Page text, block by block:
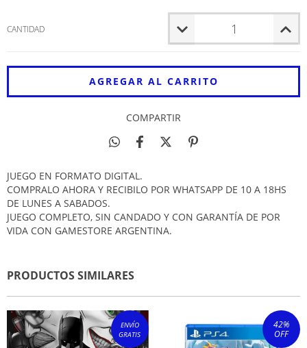
CANTIDAD
COMPARTIR
JUEGO EN FORMATO DIGITAL.
COMPRALO AHORA Y RECIBILO POR WHATSAPP DE 10 A 18HS
DE LUNES A SABADOS.
JUEGO COMPLETO, SIN CANDADO Y CON GARANTÍA DE POR
VIDA CON GAMESTORE ARGENTINA.
PRODUCTOS SIMILARES
ENVÍO
GRATIS
42%
OFF